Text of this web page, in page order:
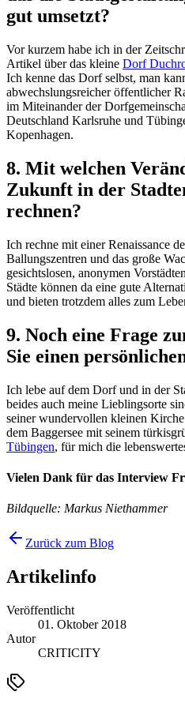
gut umsetzt?
Vor kurzem habe ich in der
Artikel über das kleine Dorf
Ich kenne das Dorf selbst, man
abwechslungsreicher öffentlicher
im Miteinander der
Deutschland Karlsruhe und
Kopenhagen.
8. Mit welchen
Zukunft in der
rechnen?
Ich rechne mit einer Renaissance
Ballungszentren und das große
gesichtslosen, anonymen
Städte können da eine gute
und bieten trotzdem alles zum
9. Noch eine Frage
Sie einen
Ich lebe auf dem Dorf und in der
beides auch meine Lieblingsorte
seiner wundervollen kleinen
dem Baggersee mit seinem
Tübingen, für mich die
Vielen Dank für das Interview
Bildquelle: Markus Niethammer
Zurück zum Blog
Artikelinfo
Veröffentlicht
01. Oktober 2018
Autor
CRITICITY